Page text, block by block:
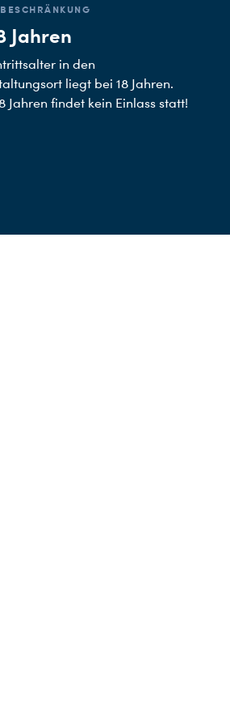
Jahren
in den
liegt bei 18 Jahren.
Jahren findet kein Einlass statt!